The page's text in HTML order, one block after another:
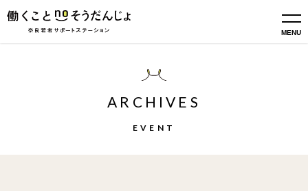
MENU
ARCHIVES
EVENT